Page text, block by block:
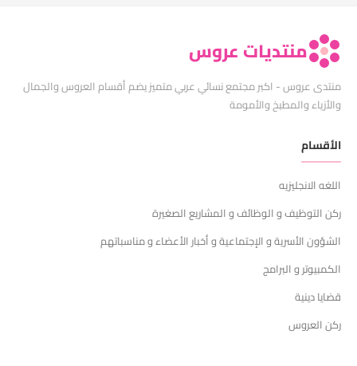
منتديات عروس
منتدى عروس - اكبر مجتمع نسائي عربي متميز يضم أقسام العروس والجمال
والأزياء والمطبخ والأمومة
الأقسام
اللغه الانجليزيه
ركن التوظيف و الوظائف و المشاريع الصغيرة
الشؤون الأسرية و الإجتماعية و أخبار الأعضاء و مناسباتهم
الكمبيوتر و البرامج
قضايا دينية
ركن العروس